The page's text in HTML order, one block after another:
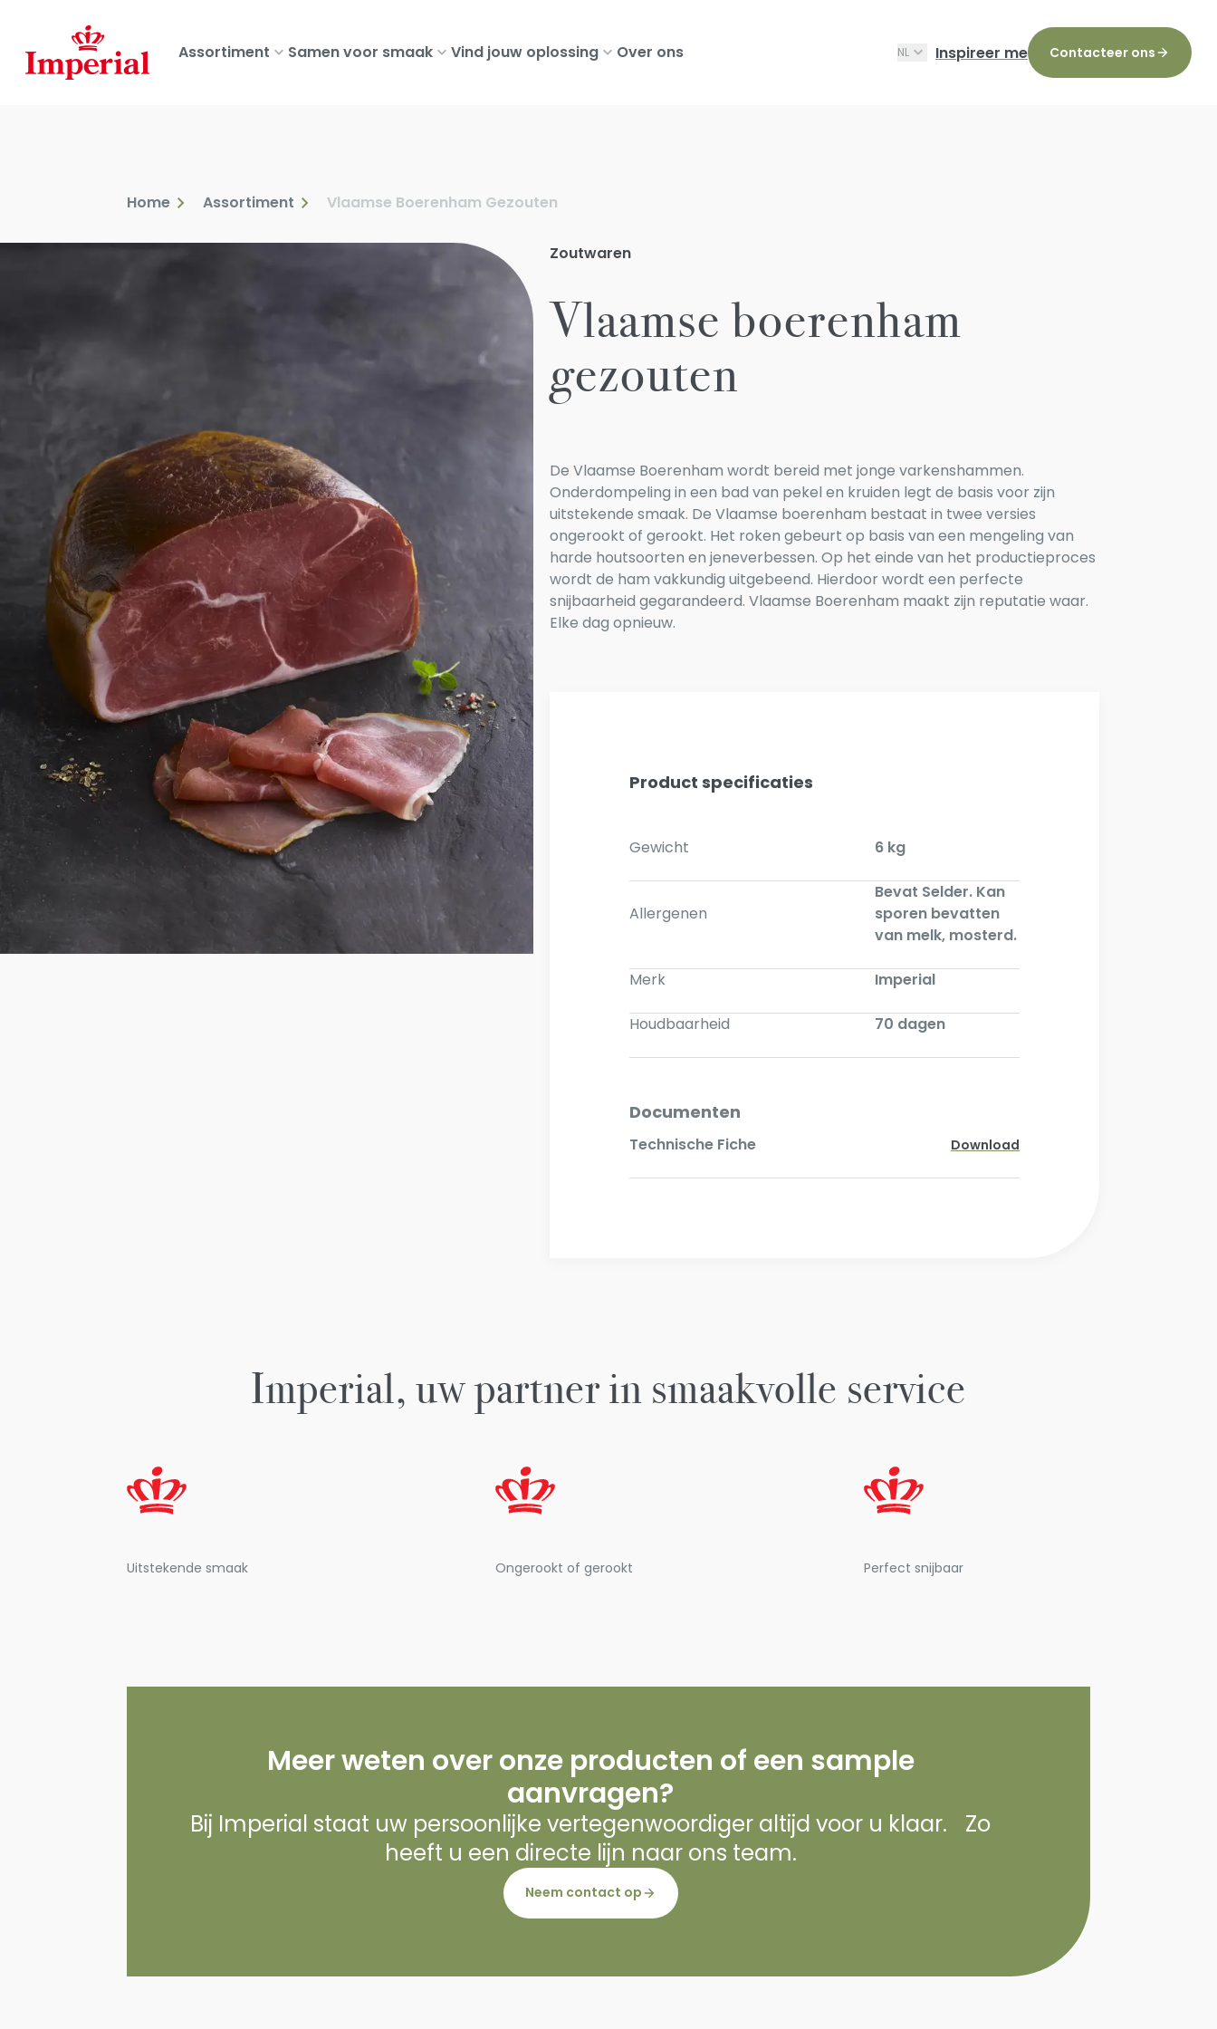
main
content
Assortiment Samen voor smaak Vind jouw oplossing Over ons NL Inspireer me Contacteer ons
Home Assortiment Vlaamse Boerenham Gezouten
Zoutwaren
Vlaamse boerenham
gezouten
De Vlaamse Boerenham wordt bereid met jonge varkenshammen.
Onderdompeling in een bad van pekel en kruiden legt de basis voor zijn
uitstekende smaak. De Vlaamse boerenham bestaat in twee versies
ongerookt of gerookt. Het roken gebeurt op basis van een mengeling van
harde houtsoorten en jeneverbessen. Op het einde van het productieproces
wordt de ham vakkundig uitgebeend. Hierdoor wordt een perfecte
snijbaarheid gegarandeerd. Vlaamse Boerenham maakt zijn reputatie waar.
Elke dag opnieuw.
Product specificaties
Gewicht 6 kg
Allergenen
Bevat Selder. Kan
sporen bevatten
van melk, mosterd.
Merk Imperial
Houdbaarheid 70 dagen
Documenten
Technische Fiche Download
Imperial, uw partner in smaakvolle service
Uitstekende smaak Ongerookt of gerookt Perfect snijbaar
Meer weten over onze producten of een sample
aanvragen?
Bij Imperial staat uw persoonlijke vertegenwoordiger altijd voor u klaar. Zo
heeft u een directe lijn naar ons team.
Neem contact op